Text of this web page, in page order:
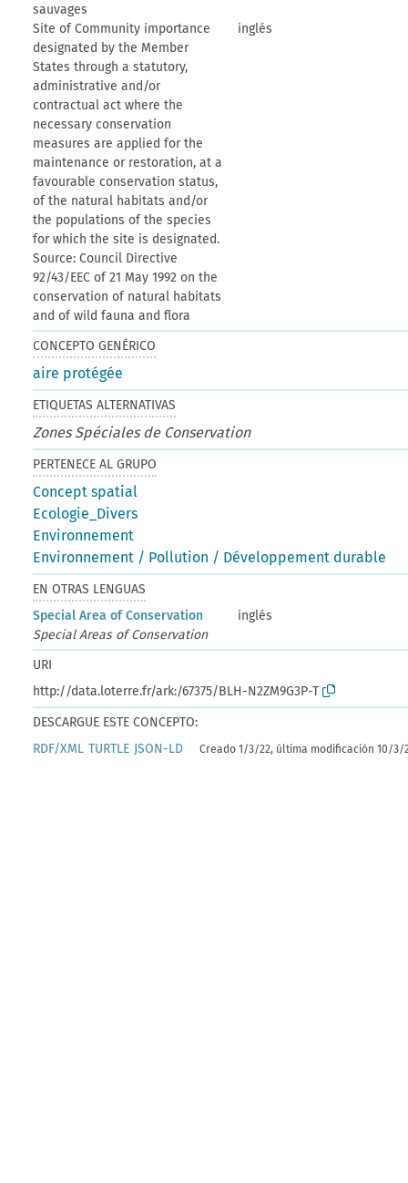
sauvages
Site of Community importance
designated by the Member
States through a statutory,
administrative and/or
contractual act where the
necessary conservation
measures are applied for the
maintenance or restoration, at a
favourable conservation status,
of the natural habitats and/or
the populations of the species
for which the site is designated.
Source: Council Directive
92/43/EEC of 21 May 1992 on the
conservation of natural habitats
and of wild fauna and flora
inglés
CONCEPTO GENÉRICO
aire protégée
ETIQUETAS ALTERNATIVAS
Zones Spéciales de Conservation
PERTENECE AL GRUPO
Concept spatial
Ecologie_Divers
Environnement
Environnement / Pollution / Développement durable
EN OTRAS LENGUAS
Special Area of Conservation
inglés
Special Areas of Conservation
URI
http://data.loterre.fr/ark:/67375/BLH-N2ZM9G3P-T
DESCARGUE ESTE CONCEPTO:
RDF/XML TURTLE JSON-LD Creado 1/3/22, última modificación 10/3/